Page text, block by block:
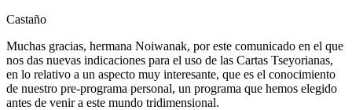
Castaño
Muchas gracias, hermana Noiwanak, por este comunicado en el que
nos das nuevas indicaciones para el uso de las Cartas Tseyorianas,
en lo relativo a un aspecto muy interesante, que es el conocimiento
de nuestro pre-programa personal, un programa que hemos elegido
antes de venir a este mundo tridimensional.